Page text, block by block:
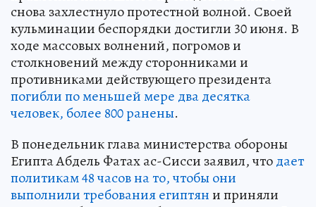
снова захлестнуло протестной волной. Своей
кульминации беспорядки достигли 30 июня. В
ходе массовых волнений, погромов и
столкновений между сторонниками и
противниками действующего президента
погибли по меньшей мере два десятка
человек, более 800 ранены.
В понедельник глава министерства обороны
Египта Абдель Фатах ас-Сисси заявил, чтодает
политикам 48 часов на то, чтобы они
выполнили требования египтяни приняли